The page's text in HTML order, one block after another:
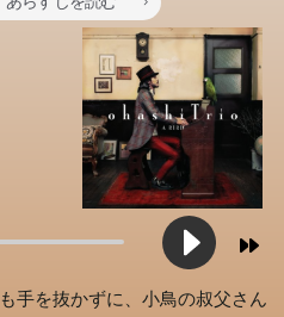
、小鳥のさえずりを理解する
弟。二人は支えあってひっそ
亡くなり、弟は「小鳥の小父
慎み深い兄弟の一生を描く、
。
手を抜かずに、小鳥の叔父さん